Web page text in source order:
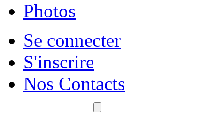
Photos
Se connecter
S'inscrire
Nos Contacts